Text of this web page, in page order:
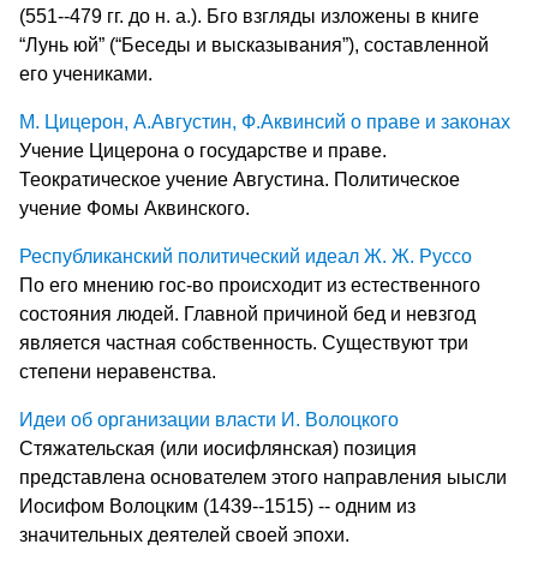
(551--479 гг. до н. а.). Бго взгляды изложены в книге
“Лунь юй” (“Беседы и высказывания”), составленной
его учениками.
М. Цицерон, А.Августин, Ф.Аквинсий о праве и законах
Учение Цицерона о государстве и праве.
Теократическое учение Августина. Политическое
учение Фомы Аквинского.
Республиканский политический идеал Ж. Ж. Руссо
По его мнению гос-во происходит из естественного
состояния людей. Главной причиной бед и невзгод
является частная собственность. Существуют три
степени неравенства.
Идеи об организации власти И. Волоцкого
Стяжательская (или иосифлянская) позиция
представлена основателем этого направления ыысли
Иосифом Волоцким (1439--1515) -- одним из
значительных деятелей своей эпохи.